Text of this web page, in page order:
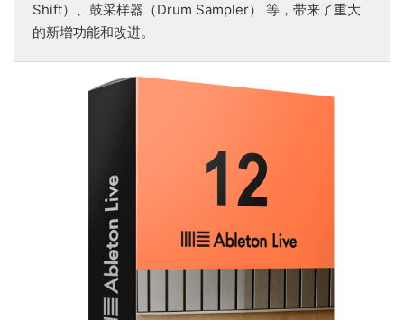
Shift）、鼓采样器（Drum Sampler） 等，带来了重大
的新增功能和改进。